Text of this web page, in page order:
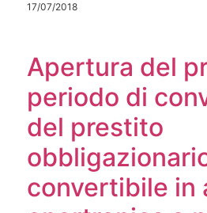
17/07/2018
Apertura del
periodo di
del prestito
convertibile in